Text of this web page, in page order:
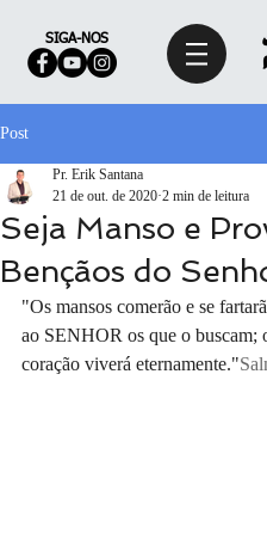
SIGA-NOS
Post
Seja Manso e
Bençãos do
Pr. Erik Santana
21 de out. de 2020 2 min de leitura
"Os mansos comerão e se
ao SENHOR os que o buscam;
coração viverá eternamente."